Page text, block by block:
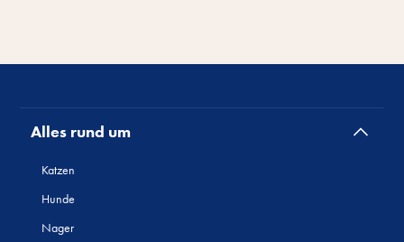
Alles rund um
Katzen
Hunde
Nager